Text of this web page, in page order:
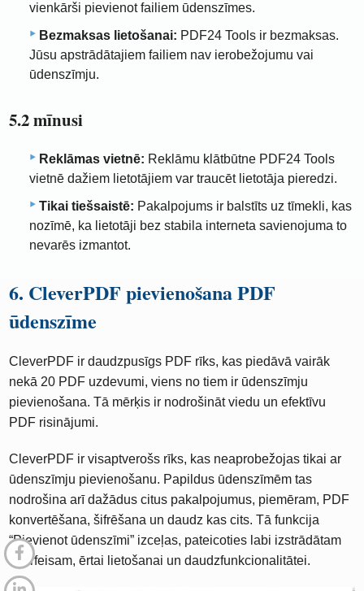
vienkārši pievienot failiem ūdenszīmes.
Bezmaksas lietošanai: PDF24 Tools ir bezmaksas.
Jūsu apstrādātajiem failiem nav ierobežojumu vai
ūdenszīmju.
5.2 mīnusi
Reklāmas vietnē: Reklāmu klātbūtne PDF24 Tools
vietnē dažiem lietotājiem var traucēt lietotāja pieredzi.
Tikai tiešsaistē: Pakalpojums ir balstīts uz tīmekli, kas
nozīmē, ka lietotāji bez stabila interneta savienojuma to
nevarēs izmantot.
6. CleverPDF pievienošana PDF
ūdenszīme
CleverPDF ir daudzpusīgs PDF rīks, kas piedāvā vairāk
nekā 20 PDF uzdevumi, viens no tiem ir ūdenszīmju
pievienošana. Tā mērķis ir nodrošināt viedu un efektīvu
PDF risinājumi.
CleverPDF ir visaptverošs rīks, kas neaprobežojas tikai ar
ūdenszīmju pievienošanu. Papildus ūdenszīmēm tas
nodrošina arī dažādus citus pakalpojumus, piemēram, PDF
konvertēšana, šifrēšana un daudz kas cits. Tā funkcija
“Pievienot ūdenszīmi” izceļas, pateicoties labi izstrādātam
interfeisam, ērtai lietošanai un daudzfunkcionalitātei.